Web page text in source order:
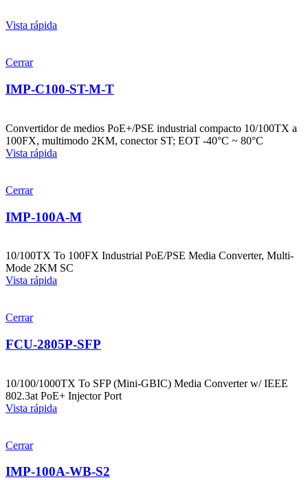
Vista rápida
Cerrar
IMP-C100-ST-M-T
Convertidor de medios PoE+/PSE industrial compacto 10/100TX a
100FX, multimodo 2KM, conector ST; EOT -40°C ~ 80°C
Vista rápida
Cerrar
IMP-100A-M
10/100TX To 100FX Industrial PoE/PSE Media Converter, Multi-
Mode 2KM SC
Vista rápida
Cerrar
FCU-2805P-SFP
10/100/1000TX To SFP (Mini-GBIC) Media Converter w/ IEEE
802.3at PoE+ Injector Port
Vista rápida
Cerrar
IMP-100A-WB-S2